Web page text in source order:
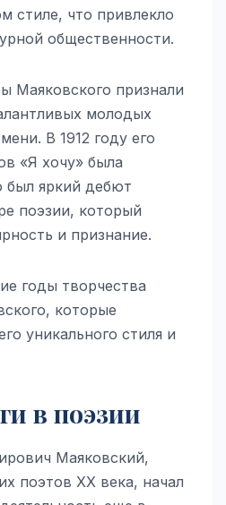
стиле, что привлекло
общественности.
Маяковского признали
молодых
В 1912 году его
«Я хочу» была
был яркий дебют
поэзии, который
и признание.
годы творчества
которые
уникального стиля и
в поэзии
Маяковский,
поэтов XX века, начал